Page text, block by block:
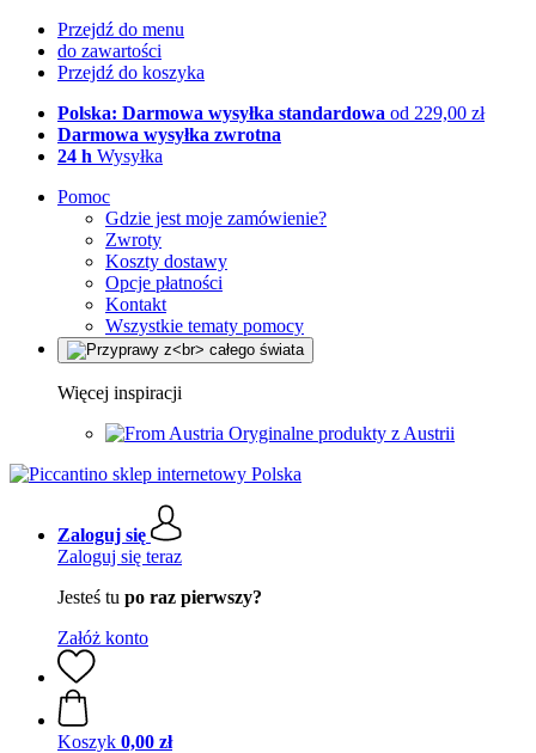
Przejdź do menu
do zawartości
Przejdź do koszyka
Polska: Darmowa wysyłka standardowa od 229,00 zł
Darmowa wysyłka zwrotna
24 h Wysyłka
Pomoc
Gdzie jest moje zamówienie?
Zwroty
Koszty dostawy
Opcje płatności
Kontakt
Wszystkie tematy pomocy
Więcej inspiracji
Oryginalne produkty z Austrii
Zaloguj się
Zaloguj się teraz
Jesteś tu po raz pierwszy?
Załóż konto
Koszyk 0,00 zł